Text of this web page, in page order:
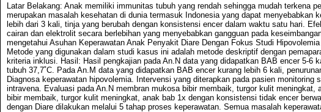
Latar Belakang: Anak memiliki immunitas tubuh yang rendah sehingga mudah
merupakan masalah kesehatan di dunia termasuk Indonesia yang dapat menyebabkan
lebih dari 3 kali, tinja yang berubah dengan konsistensi encer dalam waktu satu hari.
cairan dan elektrolit secara berlebihan yang menyebabkan gangguan pada
mengetahui Asuhan Keperawatan Anak Penyakit Diare Dengan Fokus Studi
Metode yang digunakan dalam studi kasus ini adalah metode deskriptif dengan
kriteria inklusi. Hasil: Hasil pengkajian pada An.N data yang didapatkan BAB encer 5-
tubuh 37,7˚C. Pada An.M data yang didapatkan BAB encer kurang lebih 6 kali,
Diagnosa keperawatan hipovolemia. Intervensi yang diterapkan pada pasien
intravena. Evaluasi pada An.N membran mukosa bibir membaik, turgor kulit
bibir membaik, turgor kulit meningkat, anak bab 1x dengan konsistensi tidak encer
dengan Diare dilakukan melalui 5 tahap proses keperawatan. Semua masalah